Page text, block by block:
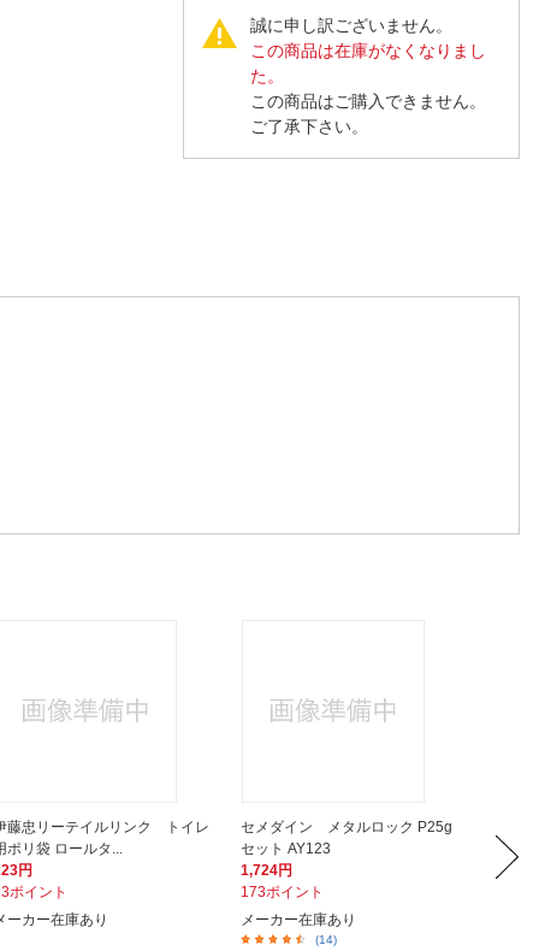
誠に申し訳ございません。
この商品は在庫がなくなりまし
た。
この商品はご購入できません。
ご了承下さい。
藤忠リーテイルリンク トイレ
ポリ袋 ロールタ...
円
ポイント
ーカー在庫あり
セメダイン メタルロック P25g
セット AY123
1,724円
173ポイント
メーカー在庫あり
(14)
ップ3
2,480円